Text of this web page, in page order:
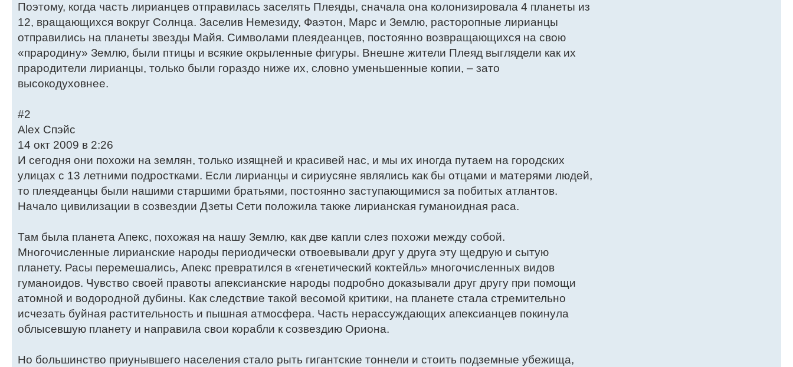
Поэтому, когда часть лирианцев отправилась заселять Плеяды, сначала она колонизировала 4 планеты из
12, вращающихся вокруг Солнца. Заселив Немезиду, Фаэтон, Марс и Землю, расторопные лирианцы
отправились на планеты звезды Майя. Символами плеядеанцев, постоянно возвращающихся на свою
«прародину» Землю, были птицы и всякие окрыленные фигуры. Внешне жители Плеяд выглядели как их
прародители лирианцы, только были гораздо ниже их, словно уменьшенные копии, – зато
высокодуховнее.
#2
Alex Спэйс
14 окт 2009 в 2:26
И сегодня они похожи на землян, только изящней и красивей нас, и мы их иногда путаем на городских
улицах с 13 летними подростками. Если лирианцы и сириусяне являлись как бы отцами и матерями людей,
то плеядеанцы были нашими старшими братьями, постоянно заступающимися за побитых атлантов.
Начало цивилизации в созвездии Дзеты Сети положила также лирианская гуманоидная раса.
Там была планета Апекс, похожая на нашу Землю, как две капли слез похожи между собой.
Многочисленные лирианские народы периодически отвоевывали друг у друга эту щедрую и сытую
планету. Расы перемешались, Апекс превратился в «генетический коктейль» многочисленных видов
гуманоидов. Чувство своей правоты апексианские народы подробно доказывали друг другу при помощи
атомной и водородной дубины. Как следствие такой весомой критики, на планете стала стремительно
исчезать буйная растительность и пышная атмосфера. Часть нерассуждающих апексианцев покинула
облысевшую планету и направила свои корабли к созвездию Ориона.
Но большинство приунывшего населения стало рыть гигантские тоннели и стоить подземные убежища,